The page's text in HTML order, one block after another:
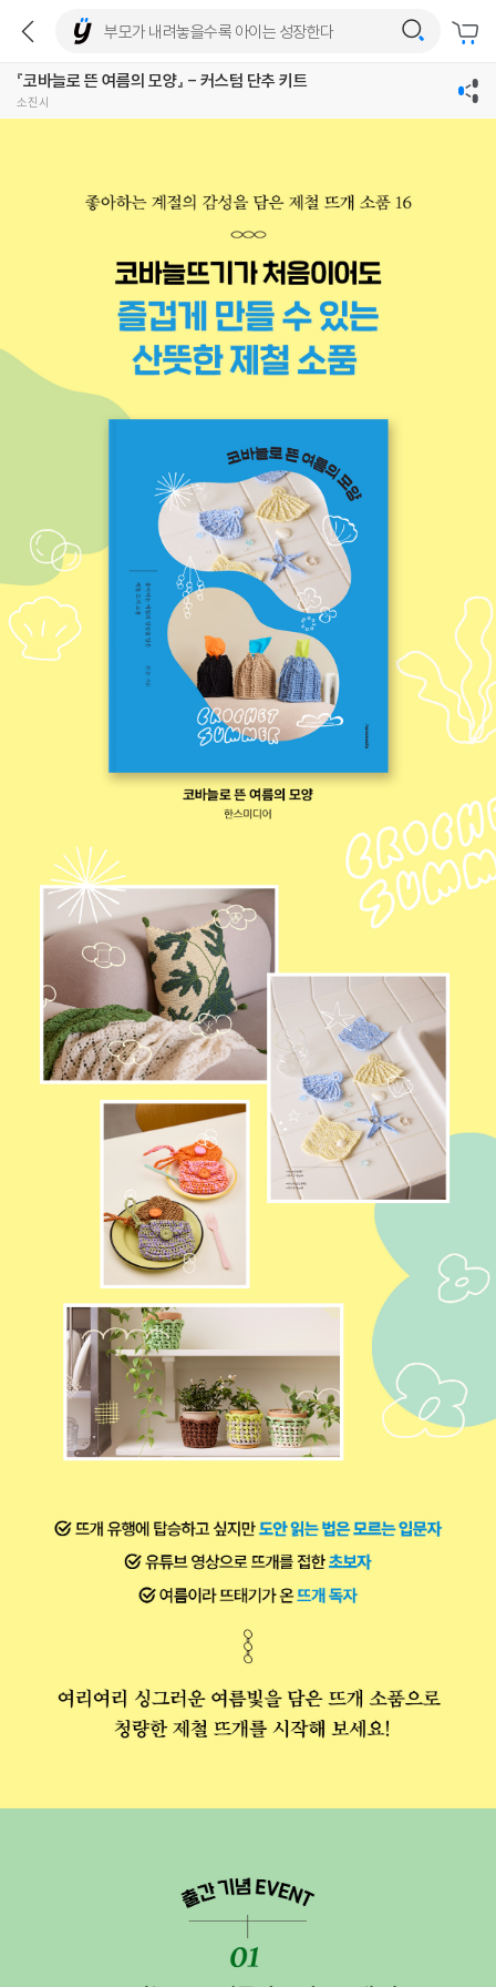
『코바늘로 뜬 여름의 모양』 - 커스텀 단추 키트
소진시